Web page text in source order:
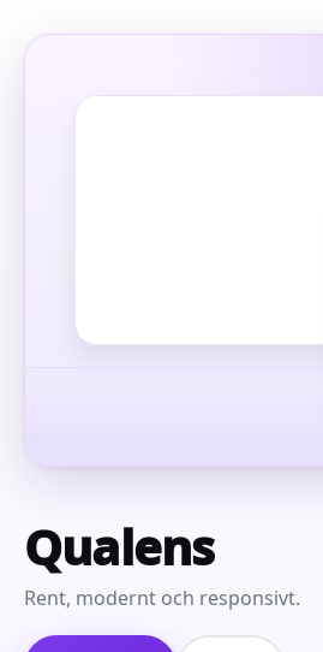
Qualens
Rent, modernt och responsivt.